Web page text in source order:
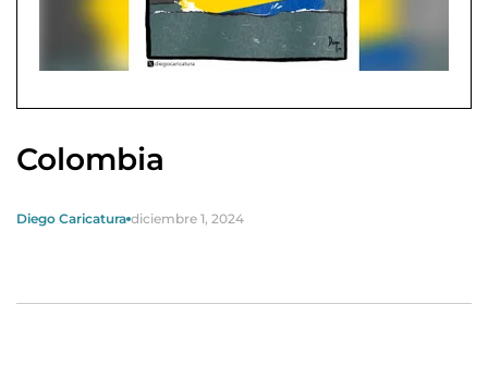
Colombia
Diego Caricatura diciembre 1, 2024